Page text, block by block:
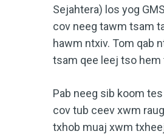
Sejahtera) los yog
cov neeg tawm tsam
hawm ntxiv. Tom qab
tsam qee leej tso hem
Pab neeg sib koom
cov tub ceev xwm
txhob muaj xwm